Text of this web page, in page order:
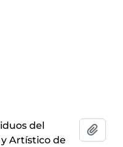
del
Artístico de